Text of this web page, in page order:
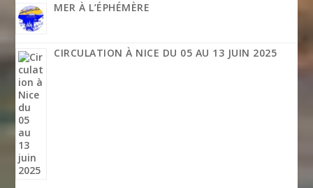
MER À L’ÉPHÉMÈRE
CIRCULATION À NICE DU 05 AU 13 JUIN 2025